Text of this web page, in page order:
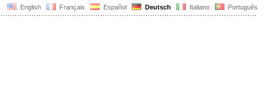
English Français Español Deutsch Italiano Português